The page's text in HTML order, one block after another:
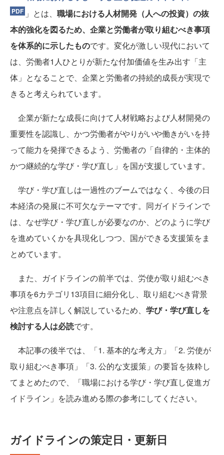
」とは、 職場における人材開発（人への投資）の抜
本的強化を図るため、企業と労働者が取り組むべき事項
を体系的に示したものです。変化が激しい現代において
は、労働者1人ひとりが新たな付加価値を生み出す「主
体」となることで、企業と労働者の持続的成長が実現で
きると考えられています。
企業が新たな成長に向けて人材戦略および人材開発の
重要性を認識し、かつ労働者がやりがいや働きがいを持
って能力を発揮できるよう、労働者の「自律的・主体的
かつ継続的な学び・学び直し」を国が支援しています。
学び・学び直しは一過性のブームではなく、今後の日
本経済の発展に不可欠なテーマです。同ガイドラインで
は、なぜ学び・学び直しが必要なのか、どのように学び
を進めていくかを具現化しつつ、国ができる支援策をま
とめています。
また、ガイドラインの前半では、労使が取り組むべき
事項を6カテゴリ13項目に細分化し、取り組むべき背景
や注意点を詳しく解説しているため、 学び・学び直しを
検討する人は必読です。
本記事の後半では、「1. 基本的な考え方」「2. 労使が
取り組むべき事項」「3. 公的な支援策」の要旨を抜粋し
てまとめたので、「職場における学び・学び直し促進ガ
イドライン」を読み進める際の参考にしてください。
ガイドラインの策定日・更新日